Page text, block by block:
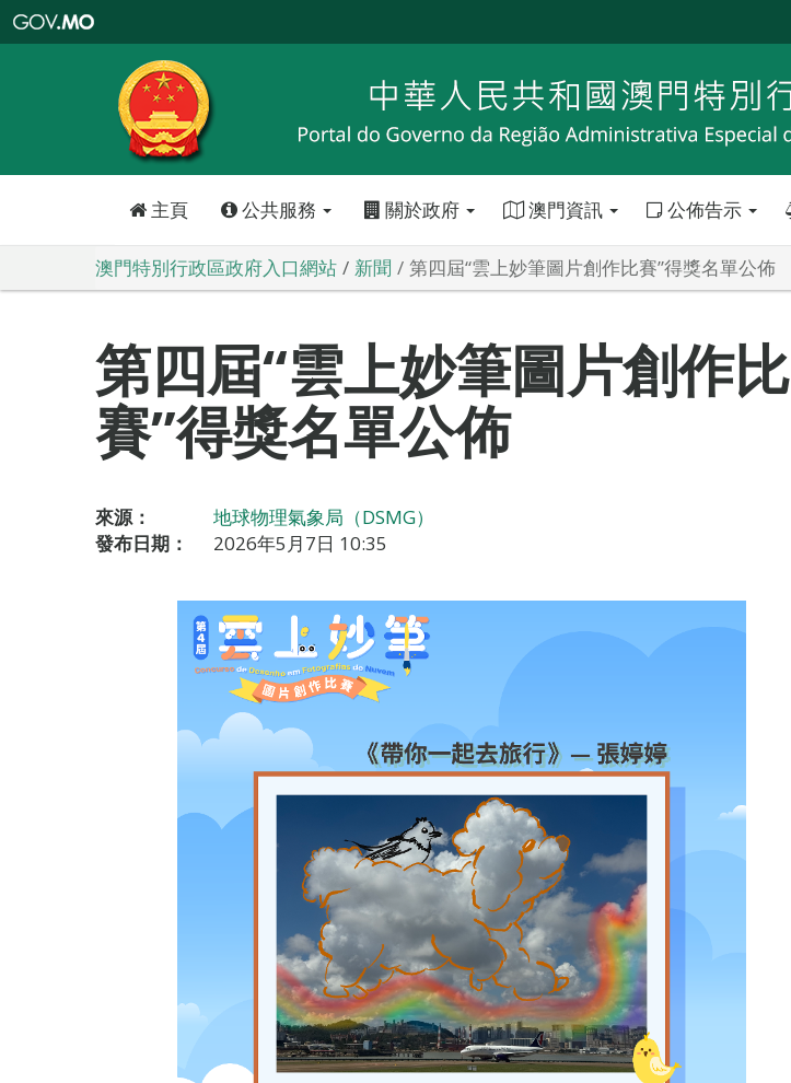
特
政
區
政
口
主頁 公共服務 關於政府 澳門資訊 公佈告示
澳門特別行政區政府入口網站 新聞 第四屆“雲上妙筆圖片創作比賽”得獎名單公佈
第四屆“雲上妙筆圖片創作比
賽”得獎名單公佈
來源：
地球物理氣象局（DSMG）
發布日期：
2026年5月7日 10:35